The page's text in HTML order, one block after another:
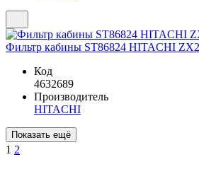
Фильтр кабины ST86824 HITACHI
Код
4632689
Производитель
HITACHI
1 2